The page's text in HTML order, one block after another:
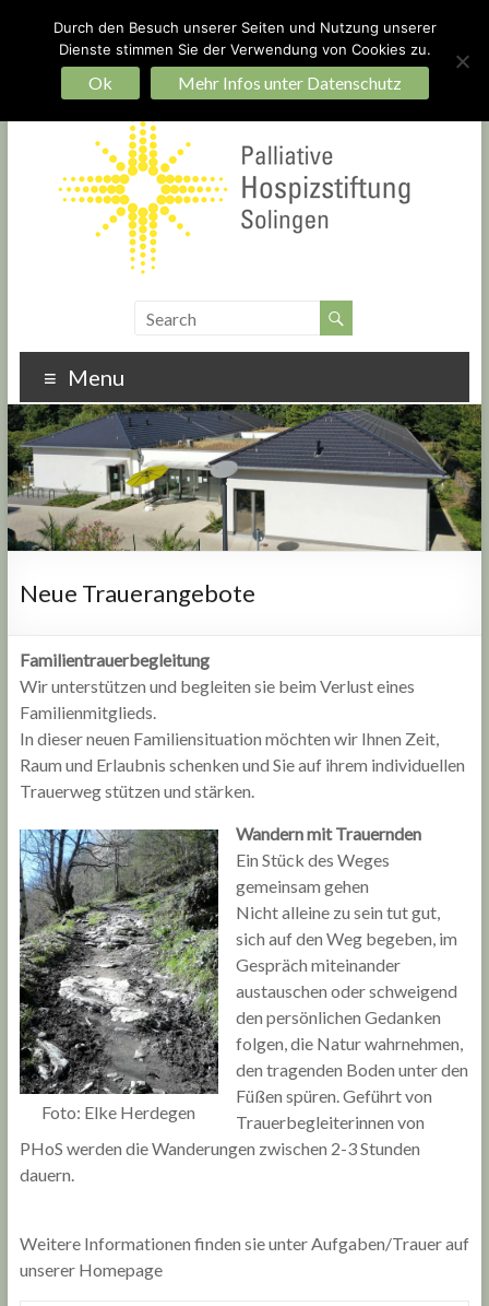
Ein Hospiz für Solingen – bauen Sie mit!
Startseite
Impressum Datenschutz
Menu
Neue Trauerangebote
Familientrauerbegleitung
Wir unterstützen und begleiten sie beim Verlust eines
Familienmitglieds.
In dieser neuen Familiensituation möchten wir Ihnen Zeit,
Raum und Erlaubnis schenken und Sie auf ihrem individuellen
Trauerweg stützen und stärken.
Foto: Elke Herdegen
Wandern mit Trauernden
Ein Stück des Weges
gemeinsam gehen
Nicht alleine zu sein tut gut,
sich auf den Weg begeben, im
Gespräch miteinander
austauschen oder schweigend
den persönlichen Gedanken
folgen, die Natur wahrnehmen,
den tragenden Boden unter den
Füßen spüren. Geführt von
Trauerbegleiterinnen von
PHoS werden die Wanderungen zwischen 2-3 Stunden
dauern.
Weitere Informationen finden sie unter Aufgaben/Trauer auf
unserer Homepage
Durch den Besuch unserer Seiten und Nutzung unserer
Dienste stimmen Sie der Verwendung von Cookies zu.
Ok Mehr Infos unter Datenschutz